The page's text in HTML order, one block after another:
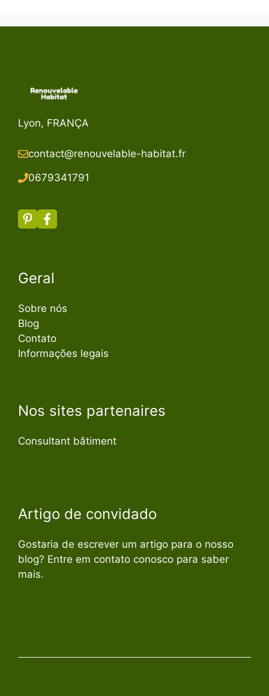
Lyon, FRANÇA
contact@renouvelable-habitat.fr
0679341791
Geral
Sobre nós
Blog
Contato
Informações legais
Nos sites partenaires
Consultant bâtiment
Artigo de convidado
Gostaria de escrever um artigo para o nosso
blog? Entre em contato conosco para saber
mais.